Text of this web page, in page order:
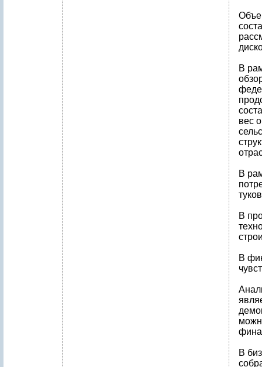
В
вес
В
В
В
В